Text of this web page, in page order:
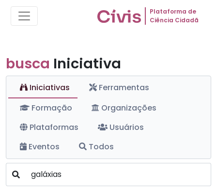
Plataforma de
Ciência Cidadã
busca Iniciativa
Iniciativas
Ferramentas
Formação
Organizações
Plataformas
Usuários
Eventos
Todos